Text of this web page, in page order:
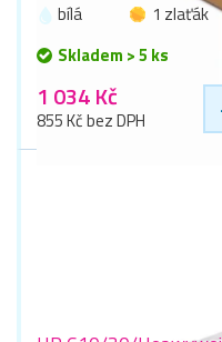
bílá
1 zlaťák
Skladem > 5 ks
1 034 Kč
855 Kč bez DPH